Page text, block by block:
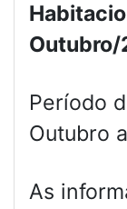
Outubro/
Período
Outubro
As